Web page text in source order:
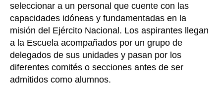
seleccionar a un personal que cuente con las
capacidades idóneas y fundamentadas en la
misión del Ejército Nacional. Los aspirantes llegan
a la Escuela acompañados por un grupo de
delegados de sus unidades y pasan por los
diferentes comités o secciones antes de ser
admitidos como alumnos.